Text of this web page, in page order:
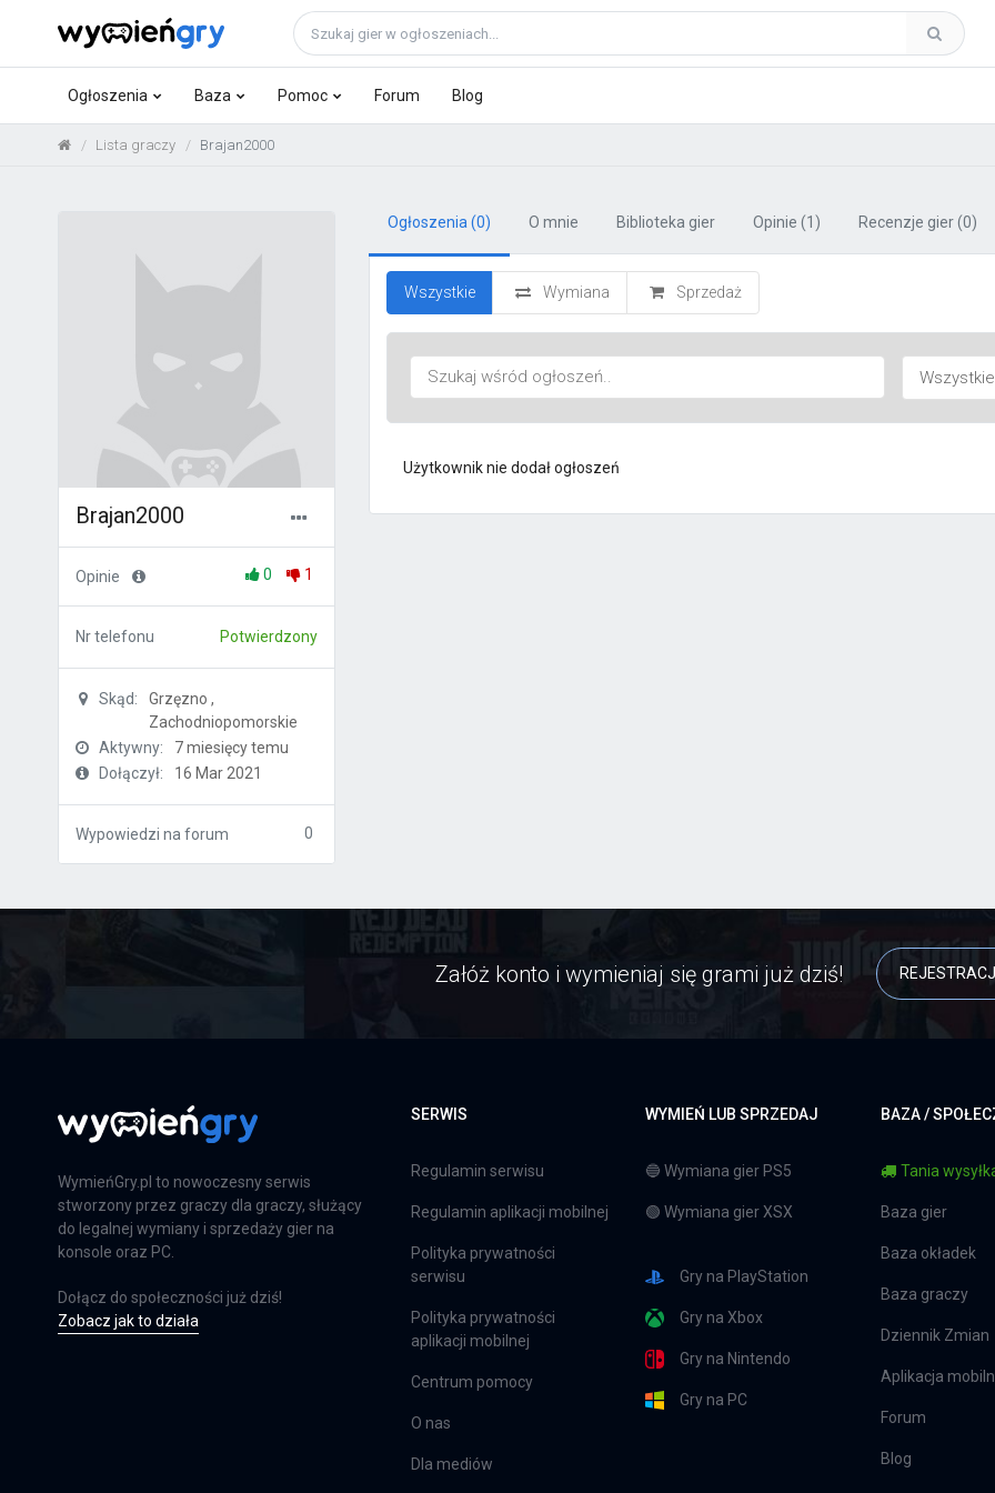
Ogłoszenia Baza Pomoc Forum Blog
Lista graczy Brajan2000
Brajan2000
Opinie 0 1
Nr telefonu Potwierdzony
Skąd:
Grzęzno ,
Zachodniopomorskie
Aktywny:
7 miesięcy temu
Dołączył:
16 Mar 2021
Wypowiedzi na forum 0
Ogłoszenia (0) O mnie Biblioteka gier Opinie (1) Recenzje gier(0)
Wszystkie Wymiana Sprzedaż
Użytkownik nie dodał ogłoszeń
Załóż konto i wymieniaj się grami już dziś!
WymieńGry.pl to nowoczesny serwis
stworzony przez graczy dla graczy, służący
do legalnej wymiany i sprzedaży gier na
konsole oraz PC.
Dołącz do społeczności już dziś!
Zobacz jak to działa
SERWIS
Regulamin serwisu
Regulamin aplikacji mobilnej
Polityka prywatności
serwisu
Polityka prywatności
aplikacji mobilnej
Centrum pomocy
O nas
Dla mediów
WYMIEŃ LUB SPRZEDAJ
🔵 Wymiana gier PS5
🟢 Wymiana gier XSX
Gry na PlayStation
Gry na Xbox
Gry na Nintendo
Gry na PC
BAZA /
Tania
Baza gier
Baza okładek
Baza graczy
Dziennik Zmian
Aplikacja
Forum
Blog